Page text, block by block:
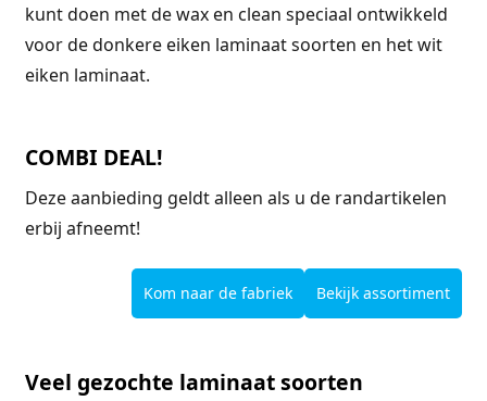
kunt doen met de wax en clean speciaal ontwikkeld
voor de donkere eiken laminaat soorten en het wit
eiken laminaat.
COMBI DEAL!
Deze aanbieding geldt alleen als u de randartikelen
erbij afneemt!
Kom naar de fabriek Bekijk assortiment
Veel gezochte laminaat soorten